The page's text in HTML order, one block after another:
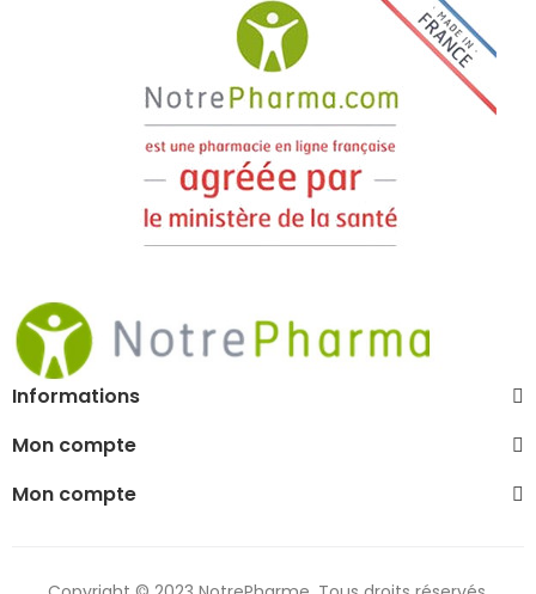
Informations
Mon compte
Mon compte